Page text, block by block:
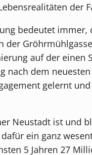
der
bedeutet
der
auf der
nach dem
gelernt
Neustadt ist
ein ganz
5 Jahren 27